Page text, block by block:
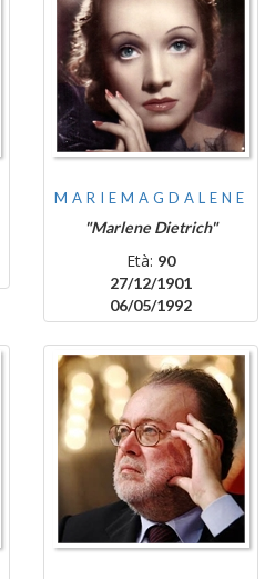
MARIEMAGDALENE
"Marlene Dietrich"
Età: 90
27/12/1901
06/05/1992